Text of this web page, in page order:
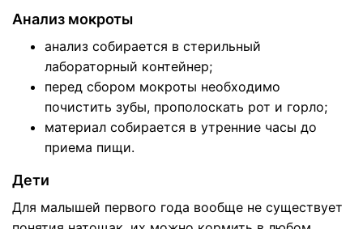
Анализ мокроты
анализ собирается в стерильный
лабораторный контейнер;
перед сбором мокроты необходимо
почистить зубы, прополоскать рот и горло;
материал собирается в утренние часы до
приема пищи.
Дети
Для малышей первого года вообще не существует